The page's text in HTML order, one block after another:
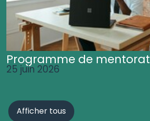
Programme de mentorat
25 juin 2026
Afficher tous